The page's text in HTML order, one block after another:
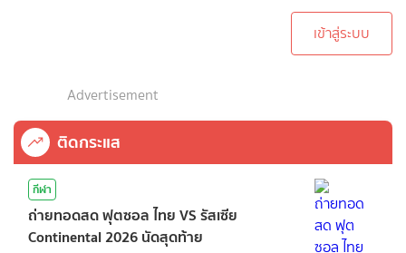
เข้าสู่ระบบ
Advertisement
ติดกระแส
กีฬา
ถ่ายทอดสด ฟุตซอล ไทย VS รัสเซีย
Continental 2026 นัดสุดท้าย